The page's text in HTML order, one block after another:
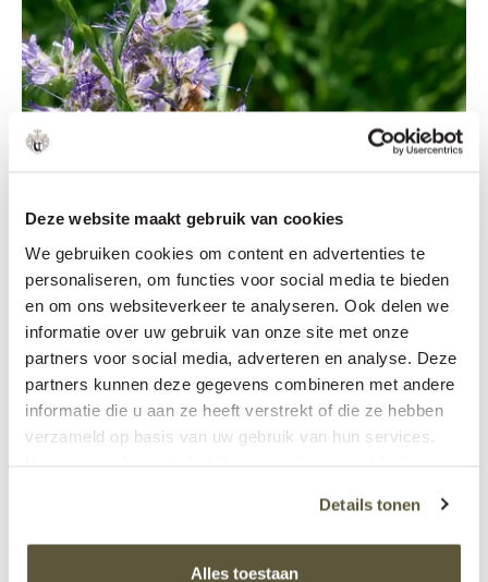
Deze website maakt gebruik van cookies
We gebruiken cookies om content en advertenties te
personaliseren, om functies voor social media te bieden
en om ons websiteverkeer te analyseren. Ook delen we
informatie over uw gebruik van onze site met onze
partners voor social media, adverteren en analyse. Deze
partners kunnen deze gegevens combineren met andere
informatie die u aan ze heeft verstrekt of die ze hebben
verzameld op basis van uw gebruik van hun services.
Details tonen
Alles toestaan
Blij van bloemen
Paul is een van de initiatiefnemers van de
Twickel